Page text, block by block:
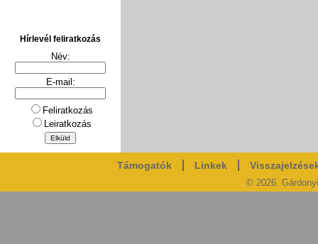
Hírlevél feliratkozás
Név:
E-mail:
Feliratkozás
Leiratkozás
Támogatók Linkek
© 2026.